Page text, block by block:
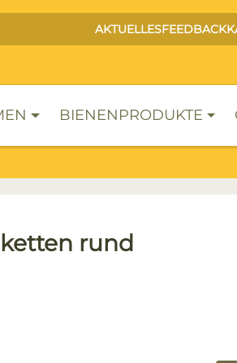
AKTUELLESFEEDBACK
BIENENPRODUKTE
rund